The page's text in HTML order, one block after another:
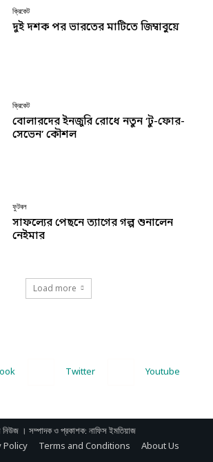
ক্রিকেট
দুই দশক পর ভারতের মাটিতে জিম্বাবুয়ে
ক্রিকেট
বোলারদের ইনজুরি রোধে নতুন ‘টু-ফোর-
সেভেন’ কৌশল
ফুটবল
সাফল্যের পেছনে ত্যাগের গল্প শুনালেন
নেইমার
Load more
Twitter Youtube
। সম্পাদক ও প্রকাশক: নাফিস ইমতিয়াজ
Policy Terms and Conditions
About Us